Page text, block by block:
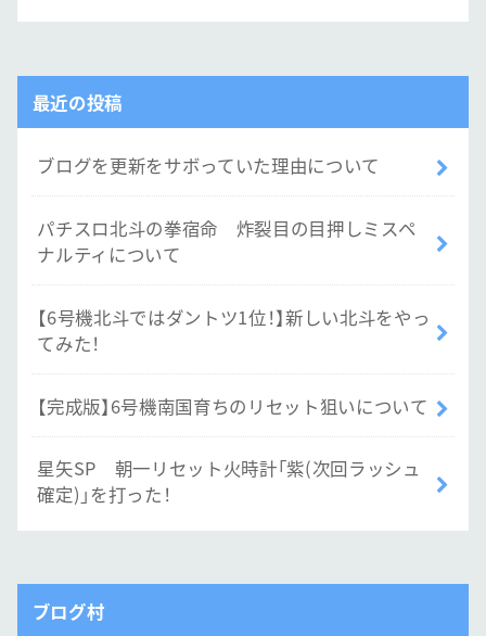
最近の投稿
ブログを更新をサボっていた理由について
パチスロ北斗の拳宿命 炸裂目の目押しミスペ
ナルティについて
【6号機北斗ではダントツ1位！】新しい北斗をやっ
てみた！
【完成版】6号機南国育ちのリセット狙いについて
星矢SP 朝一リセット火時計「紫(次回ラッシュ
確定)」を打った！
ブログ村